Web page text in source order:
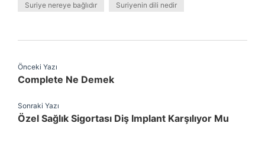
Suriye nereye bağlıdır Suriyenin dili nedir
Önceki Yazı
Complete Ne Demek
Sonraki Yazı
Özel Sağlık Sigortası Diş Implant Karşılıyor Mu